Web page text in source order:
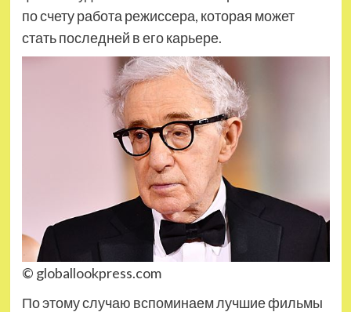
по счету работа режиссера, которая может
стать последней в его карьере.
© globallookpress.com
По этому случаю вспоминаем лучшие фильмы